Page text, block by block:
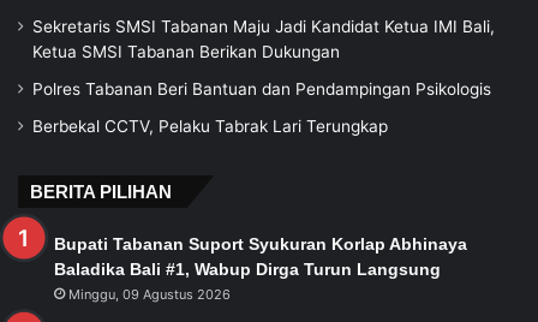
Sekretaris SMSI Tabanan Maju Jadi Kandidat Ketua IMI Bali,
Ketua SMSI Tabanan Berikan Dukungan
Polres Tabanan Beri Bantuan dan Pendampingan Psikologis
Berbekal CCTV, Pelaku Tabrak Lari Terungkap
BERITA PILIHAN
Bupati Tabanan Suport Syukuran Korlap Abhinaya
Baladika Bali #1, Wabup Dirga Turun Langsung
Minggu, 09 Agustus 2026